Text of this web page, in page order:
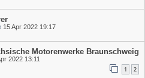
15 Apr 2022 19:17
Motorenwerke Braunschweig
2022 13:11
1 2